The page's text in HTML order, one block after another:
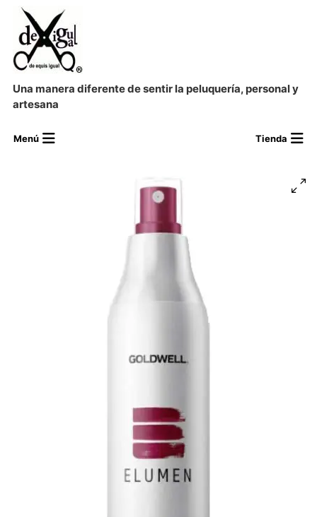
Una manera diferente de sentir la peluquería, personal y
artesana